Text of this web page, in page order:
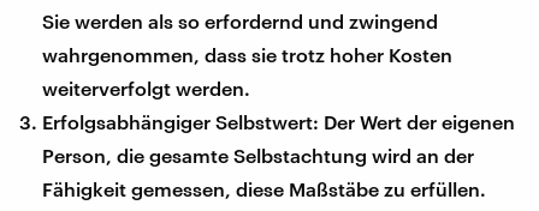
Sie werden als so erfordernd und zwingend
wahrgenommen, dass sie trotz hoher Kosten
weiterverfolgt werden.
Erfolgsabhängiger Selbstwert: Der Wert der eigenen
Person, die gesamte Selbstachtung wird an der
Fähigkeit gemessen, diese Maßstäbe zu erfüllen.